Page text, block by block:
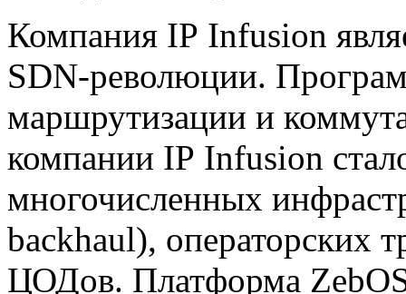
Компания IP Infusion
SDN-революции.
маршрутизации и
компании IP Infusion
многочисленных
backhaul), операторских
ЦОДов. Платформа